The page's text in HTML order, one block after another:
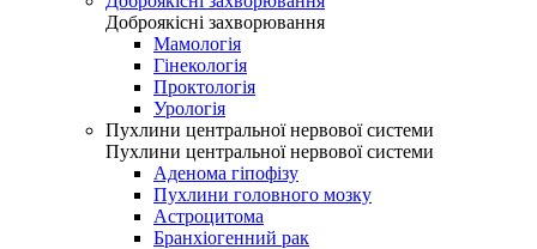
Доброякісні захворювання
Мамологія
Гінекологія
Проктологія
Урологія
Пухлини центральної нервової системи
Пухлини центральної нервової системи
Аденома гіпофізу
Пухлини головного мозку
Астроцитома
Бранхіогенний рак